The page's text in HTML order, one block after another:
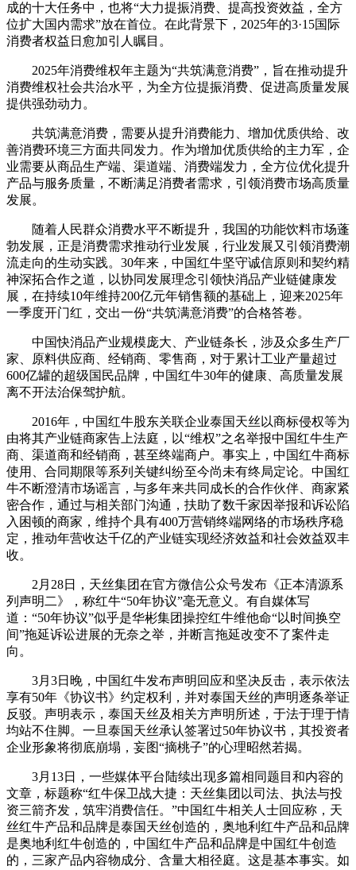
成的十大任务中，也将“大力提振消费、提高投资效益，全方
位扩大国内需求”放在首位。在此背景下，2025年的3·15国际
消费者权益日愈加引人瞩目。
2025年消费维权年主题为“共筑满意消费”，旨在推动提升
消费维权社会共治水平，为全方位提振消费、促进高质量发展
提供强劲动力。
共筑满意消费，需要从提升消费能力、增加优质供给、改
善消费环境三方面共同发力。作为增加优质供给的主力军，企
业需要从商品生产端、渠道端、消费端发力，全方位优化提升
产品与服务质量，不断满足消费者需求，引领消费市场高质量
发展。
随着人民群众消费水平不断提升，我国的功能饮料市场蓬
勃发展，正是消费需求推动行业发展，行业发展又引领消费潮
流走向的生动实践。30年来，中国红牛坚守诚信原则和契约精
神深拓合作之道，以协同发展理念引领快消品产业链健康发
展，在持续10年维持200亿元年销售额的基础上，迎来2025年
一季度开门红，交出一份“共筑满意消费”的合格答卷。
中国快消品产业规模庞大、产业链条长，涉及众多生产厂
家、原料供应商、经销商、零售商，对于累计工业产量超过
600亿罐的超级国民品牌，中国红牛30年的健康、高质量发展
离不开法治保驾护航。
2016年，中国红牛股东关联企业泰国天丝以商标侵权等为
由将其产业链商家告上法庭，以“维权”之名举报中国红牛生产
商、渠道商和经销商，甚至终端商户。事实上，中国红牛商标
使用、合同期限等系列关键纠纷至今尚未有终局定论。中国红
牛不断澄清市场谣言，与多年来共同成长的合作伙伴、商家紧
密合作，通过与相关部门沟通，扶助了数千家因举报和诉讼陷
入困顿的商家，维持个具有400万营销终端网络的市场秩序稳
定，推动年营收达千亿的产业链实现经济效益和社会效益双丰
收。
2月28日，天丝集团在官方微信公众号发布《正本清源系
列声明二》，称红牛“50年协议”毫无意义。有自媒体写
道：“50年协议”似乎是华彬集团操控红牛维他命“以时间换空
间”拖延诉讼进展的无奈之举，并断言拖延改变不了案件走
向。
3月3日晚，中国红牛发布声明回应和坚决反击，表示依法
享有50年《协议书》约定权利，并对泰国天丝的声明逐条举证
反驳。声明表示，泰国天丝及相关方声明所述，于法于理于情
均站不住脚。一旦泰国天丝承认签署过50年协议书，其投资者
企业形象将彻底崩塌，妄图“摘桃子”的心理昭然若揭。
3月13日，一些媒体平台陆续出现多篇相同题目和内容的
文章，标题称“红牛保卫战大捷：天丝集团以司法、执法与投
资三箭齐发，筑牢消费信任。”中国红牛相关人士回应称，天
丝红牛产品和品牌是泰国天丝创造的，奥地利红牛产品和品牌
是奥地利红牛创造的，中国红牛产品和品牌是中国红牛创造
的，三家产品内容物成分、含量大相径庭。这是基本事实。如